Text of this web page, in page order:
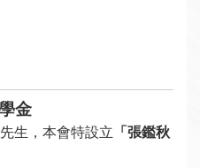
金
生，本會特設立 「張鑑秋